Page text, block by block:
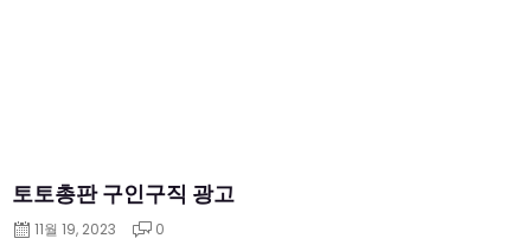
토토총판 구인구직 광고
11월 19, 2023 0